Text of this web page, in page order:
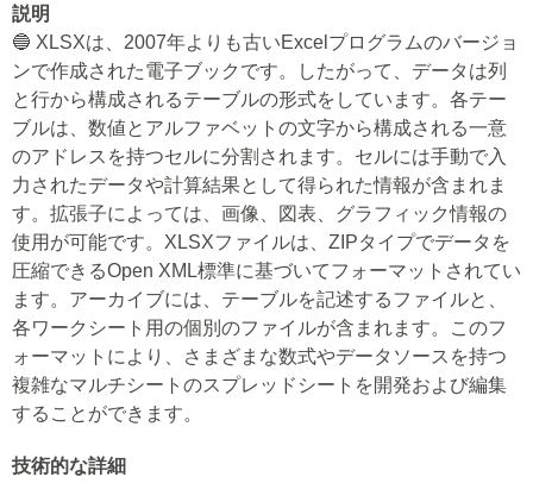
説明
🔵 XLSXは、2007年よりも古いExcelプログラムのバージョ
ンで作成された電子ブックです。したがって、データは列
と行から構成されるテーブルの形式をしています。各テー
ブルは、数値とアルファベットの文字から構成される一意
のアドレスを持つセルに分割されます。セルには手動で入
力されたデータや計算結果として得られた情報が含まれま
す。拡張子によっては、画像、図表、グラフィック情報の
使用が可能です。XLSXファイルは、ZIPタイプでデータを
圧縮できるOpen XML標準に基づいてフォーマットされてい
ます。アーカイブには、テーブルを記述するファイルと、
各ワークシート用の個別のファイルが含まれます。このフ
ォーマットにより、さまざまな数式やデータソースを持つ
複雑なマルチシートのスプレッドシートを開発および編集
することができます。
技術的な詳細